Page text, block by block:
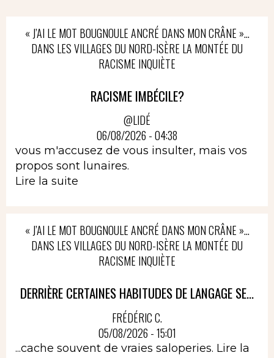
« J’AI LE MOT BOUGNOULE ANCRÉ DANS MON CRÂNE »…
DANS LES VILLAGES DU NORD-ISÈRE LA MONTÉE DU
RACISME INQUIÈTE
RACISME IMBÉCILE?
@LIDÉ
06/08/2026 - 04:38
vous m'accusez de vous insulter, mais vos
propos sont lunaires.
Lire la suite
« J’AI LE MOT BOUGNOULE ANCRÉ DANS MON CRÂNE »…
DANS LES VILLAGES DU NORD-ISÈRE LA MONTÉE DU
RACISME INQUIÈTE
DERRIÈRE CERTAINES HABITUDES DE LANGAGE SE...
FRÉDÉRIC C.
05/08/2026 - 15:01
...cache souvent de vraies saloperies. Lire la